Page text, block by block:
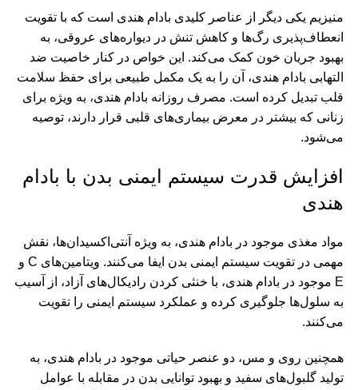
منیزیم یکی دیگر از عناصر کلیدی بادام هندی است که با تقویت
انعطاف‌پذیری رگ‌ها و کاهش تنش در دیواره‌های عروقی، به
بهبود جریان خون کمک می‌کند. این خواص در کنار خاصیت ضد
التهابی بادام هندی، آن را به یک مکمل طبیعی برای حفظ سلامت
قلب تبدیل کرده است. مصرف روزانه بادام هندی، به ‌ویژه برای
زنانی که بیشتر در معرض بیماری‌های قلبی قرار دارند، توصیه
می‌شود.
افزایش قدرت سیستم ایمنی بدن با بادام
هندی
مواد مغذی موجود در بادام هندی، به ‌ویژه آنتی‌اکسیدان‌ها، نقش
مهمی در تقویت سیستم ایمنی بدن ایفا می‌کنند. ویتامین‌های C و
E موجود در بادام هندی، با خنثی کردن رادیکال‌های آزاد، از آسیب
به سلول‌ها جلوگیری کرده و عملکرد سیستم ایمنی را تقویت
می‌کنند.
همچنین روی و مس، دو عنصر حیاتی موجود در بادام هندی، به
تولید گلبول‌های سفید و بهبود توانایی بدن در مقابله با عوامل